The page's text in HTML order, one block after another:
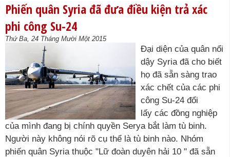
Phiến quân Syria đã đưa điều kiện trả xác
phi công Su-24
Thứ Ba, 24 Tháng Mười Một 2015
Đại diện của quân nổi
dậy Syria đã cho biết
họ đã sẵn sàng trao
xác chết của các phi
công Su-24 đổi
lấy các đồng nghiệp
của mình đang bị chính quyền Serya bắt làm tù binh.
Người này không nói rõ cụ thể là tù binh nào. Nhóm
phiến quân Syria thuộc "Lữ đoàn duyên hải 10 " đã sẵn